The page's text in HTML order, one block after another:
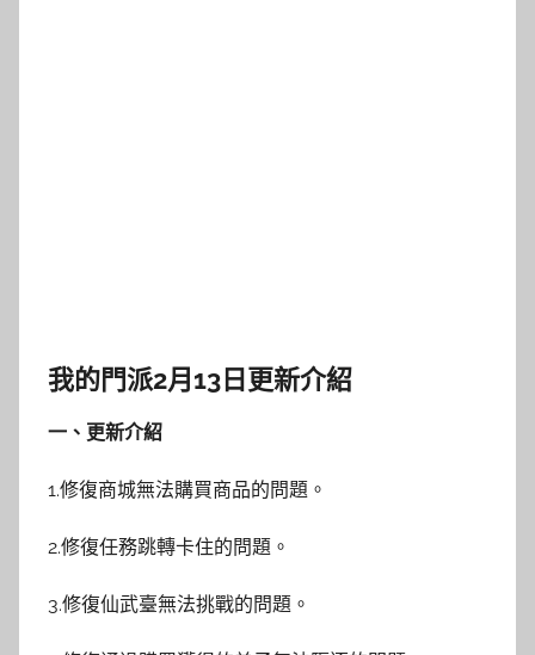
我的門派2月13日更新介紹
一、更新介紹
1.修復商城無法購買商品的問題。
2.修復任務跳轉卡住的問題。
3.修復仙武臺無法挑戰的問題。